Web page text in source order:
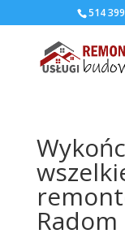
514
Radom